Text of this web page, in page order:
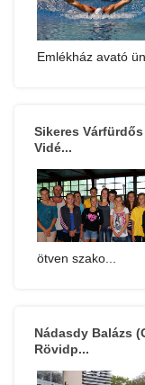
Emlékház avató
Sikeres
Vidé...
ötven szako...
Nádasdy Balázs
Rövidp...